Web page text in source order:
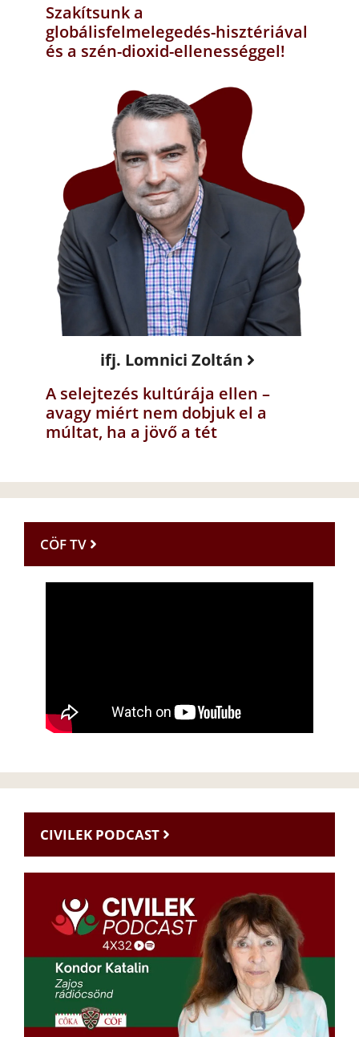
Szakítsunk a
globálisfelmelegedés-hisztériával
és a szén-dioxid-ellenességgel!
ifj. Lomnici Zoltán
A selejtezés kultúrája ellen –
avagy miért nem dobjuk el a
múltat, ha a jövő a tét
CÖF TV
CIVILEK PODCAST